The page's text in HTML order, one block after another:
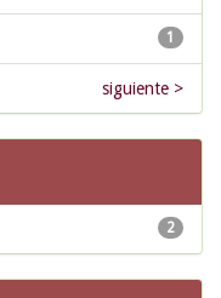
1
siguiente >
2